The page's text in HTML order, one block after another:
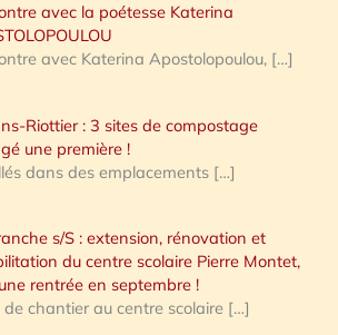
avec la poétesse Katerina
avec Katerina Apostolopoulou, […]
Riottier : 3 sites de compostage
une première !
dans des emplacements […]
s/S : extension, rénovation et
du centre scolaire Pierre Montet,
rentrée en septembre !
de chantier au centre scolaire […]